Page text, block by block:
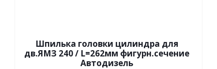
Шпилька головки цилиндра для
дв.ЯМЗ 240 / L=262мм фигурн.сечение
Автодизель